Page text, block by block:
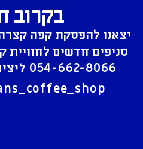
בקרוב
יצאנו להפסקת קפה קצרה
סניפים חדשים לחוויית
054-662-8066